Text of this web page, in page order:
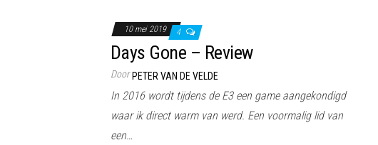
10 mei 2019 4
Days Gone – Review
Door PETER VAN DE VELDE
In 2016 wordt tijdens de E3 een game aangekondigd
waar ik direct warm van werd. Een voormalig lid van
een…